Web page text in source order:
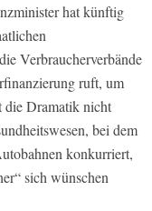
hat künftig
Verbraucherverbände
ruft, um
die Dramatik nicht
bei dem
konkurriert,
sich wünschen